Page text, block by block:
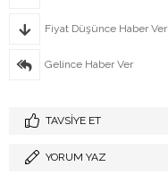
Fiyat Düşünce Haber Ver
Gelince Haber Ver
TAVSIYE ET
YORUM YAZ